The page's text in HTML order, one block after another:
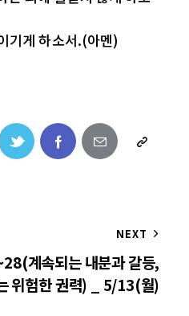
기게 하소서.(아멘)
NEXT
계속되는 내분과 갈등,
위험한 권력) _ 5/13(월)